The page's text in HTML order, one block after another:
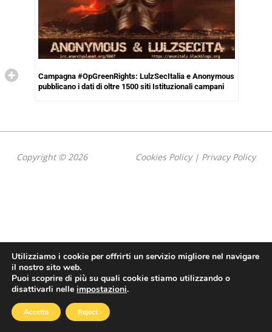
Campagna #OpGreenRights: LulzSecItalia e Anonymous
pubblicano i dati di oltre 1500 siti Istituzionali campani
Copyright © 2026 Cookies Policy| Privacy Policy
Utilizziamo i cookie per offrirti un servizio migliore nel navigare
il nostro sito web.
Puoi scoprire di più su quali cookie stiamo utilizzando o
disattivarli nelle impostazioni.
Accetta Reject